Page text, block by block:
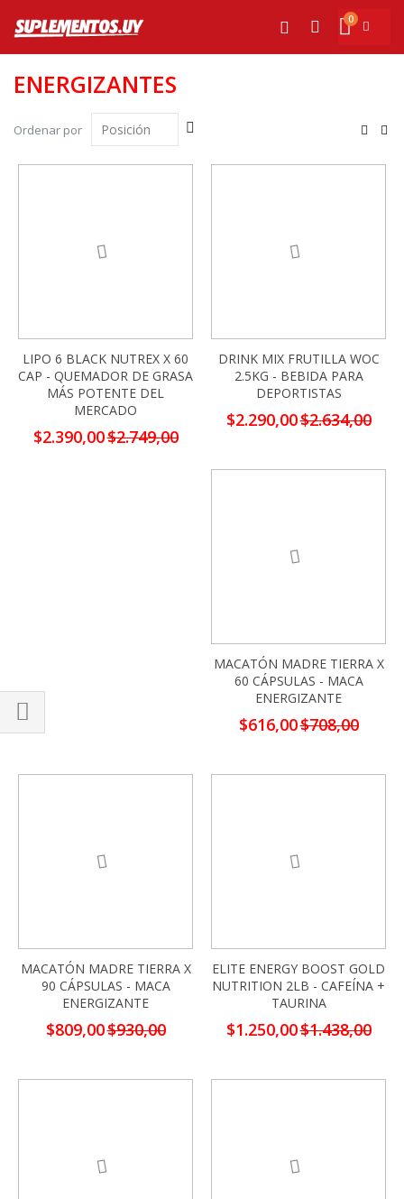
al
contenido
Mi cesta
0
Buscar
ENERGIZANTES
Ordenar por
Ver
LIPO 6 BLACK NUTREX X 60
CAP - QUEMADOR DE GRASA
MÁS POTENTE DEL
MERCADO
Precio
especial
$2.390,00$2.749,00
DRINK MIX FRUTILLA WOC
2.5KG - BEBIDA PARA
DEPORTISTAS
Precio
especial
$2.290,00$2.634,00
MACATÓN MADRE TIERRA X
60 CÁPSULAS - MACA
ENERGIZANTE
Precio
especial
$616,00$708,00
MACATÓN MADRE TIERRA X
90 CÁPSULAS - MACA
ENERGIZANTE
Precio
especial
$809,00$930,00
ELITE ENERGY BOOST GOLD
NUTRITION 2LB - CAFEÍNA +
TAURINA
Precio
especial
$1.250,00$1.438,00
Comprar